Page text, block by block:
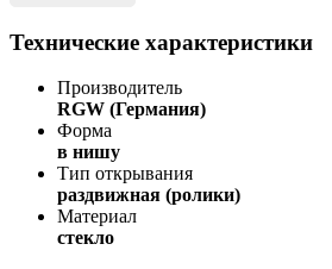
Технические характеристики
Производитель
RGW (Германия)
Форма
в нишу
Тип открывания
раздвижная (ролики)
Материал
стекло